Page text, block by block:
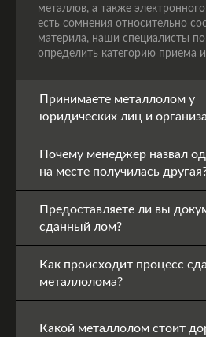
металлов, а также
есть сомнения относительно
материла, наши специалисты
определить категорию приема и
Принимаете металлолом у
юридических лиц и
Почему менеджер назвал
на месте получилась
Предоставляете ли вы
сданный лом?
Как происходит процесс
металлолома?
Какой металлолом стоит